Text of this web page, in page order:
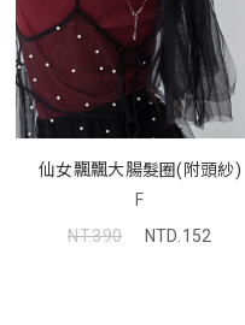
仙女飄飄大腸髮圈(附頭紗)
F
NT.390
NTD.152